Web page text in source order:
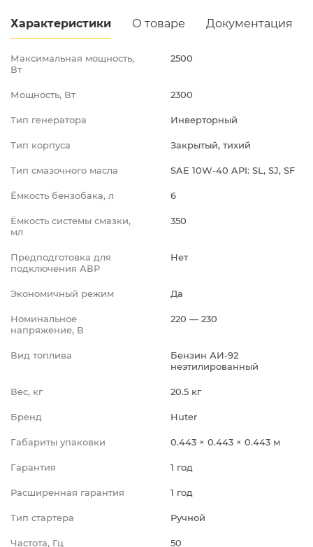
Характеристики О товаре Документация
Максимальная мощность,
Вт
2500
Мощность, Вт 2300
Тип генератора Инверторный
Тип корпуса Закрытый, тихий
Тип смазочного масла SAE 10W-40 API: SL, SJ, SF
Ёмкость бензобака, л 6
Ёмкость системы смазки,
мл
350
Предподготовка для
подключения АВР
Нет
Экономичный режим Да
Номинальное
напряжение, В
220 — 230
Вид топлива
Бензин АИ-92
неэтилированный
Вес, кг 20.5 кг
Бренд Huter
Габариты упаковки 0.443 × 0.443 × 0.443 м
Гарантия 1 год
Расширенная гарантия 1 год
Тип стартера Ручной
Частота, Гц 50